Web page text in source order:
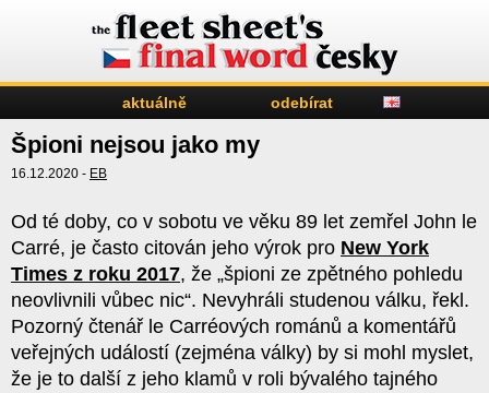
aktuálně odebírat
Špioni nejsou jako my
16.12.2020 - EB
Od té doby, co v sobotu ve věku 89 let zemřel John le
Carré, je často citován jeho výrok pro New York
Times z roku 2017, že „špioni ze zpětného pohledu
neovlivnili vůbec nic“. Nevyhráli studenou válku, řekl.
Pozorný čtenář le Carréových románů a komentářů
veřejných událostí (zejména války) by si mohl myslet,
že je to další z jeho klamů v roli bývalého tajného